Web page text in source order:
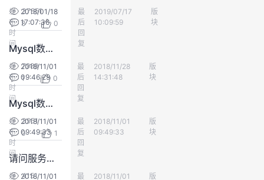
堂
我
的
课
程
我
的
认
证
我
的
实
我
的
我
的
技
术
支
持
我
的
云
声
建
发
布
时
间
2018/01/18
17:07:36
最
后
回
复
技术火炬手
2019/07/17
10:09:59
版
块
37851
8
0
Mysql数据库无法远程连接的解决方法
发
布
时
间
2018/11/01
09:46:29
最
后
回
复
建赟
2018/11/28
14:31:48
版
块
7989
1
0
Mysql数据库无法远程连接的解决方法
发
布
时
间
2018/11/01
09:49:33
最
后
回
复
高晓云
2018/11/01
09:49:33
版
块
3951
0
1
请问服务器自己建数据库和直接买数据库有什么区别？
发 2018/11/01
最
高晓云
2018/11/01
版
4151